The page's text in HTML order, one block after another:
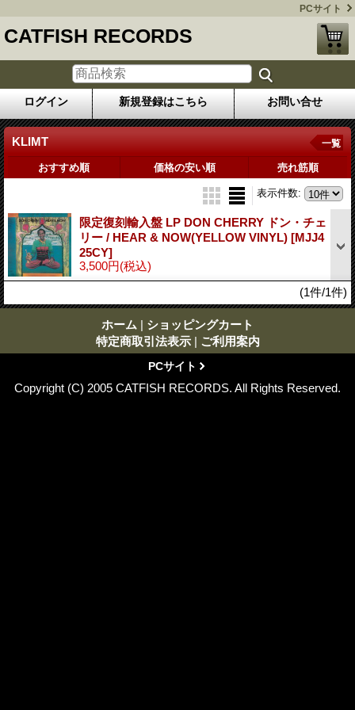
PCサイト
CATFISH RECORDS
ログイン 新規登録はこちら お問い合せ
KLIMT 一覧
おすすめ順 価格の安い順 売れ筋順
表示件数:
限定復刻輸入盤 LP DON CHERRY ドン・チェ
リー / HEAR & NOW(YELLOW VINYL) [MJJ4
25CY]
3,500円(税込)
(1件/1件)
ホーム | ショッピングカート
特定商取引法表示 | ご利用案内
PCサイト
Copyright (C) 2005 CATFISH RECORDS. All Rights Reserved.